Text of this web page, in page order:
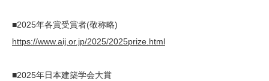
■2025年各賞受賞者(敬称略)
https://www.aij.or.jp/2025/2025prize.html
■2025年日本建築学会大賞